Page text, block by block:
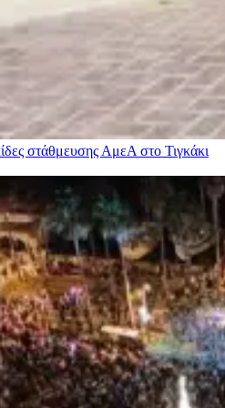
στάθμευσης ΑμεΑ στο Τιγκάκι